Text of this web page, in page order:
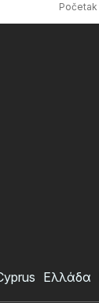
Početak
Ελλάδα